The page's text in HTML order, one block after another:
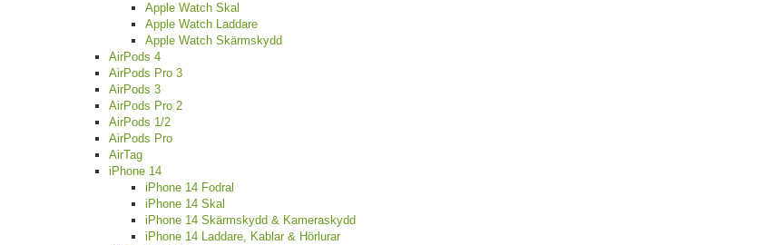
Apple Watch Skal
Apple Watch Laddare
Apple Watch Skärmskydd
AirPods 4
AirPods Pro 3
AirPods 3
AirPods Pro 2
AirPods 1/2
AirPods Pro
AirTag
iPhone 14
iPhone 14 Fodral
iPhone 14 Skal
iPhone 14 Skärmskydd & Kameraskydd
iPhone 14 Laddare, Kablar & Hörlurar